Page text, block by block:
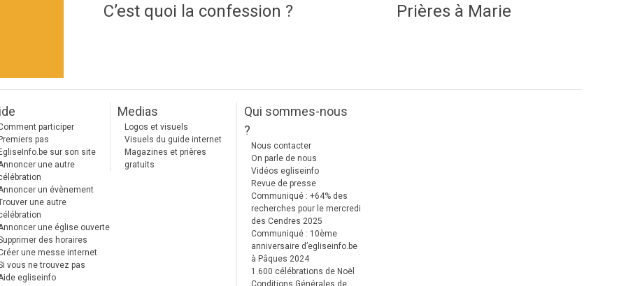
C’est quoi la confession ? Prières à Marie
participer
Premiers pas
EgliseInfo.be sur son site
une autre
un évènement
une autre
une église ouverte
des horaires
une messe internet
vous ne trouvez pas
egliseinfo
Medias
Logos et visuels
Visuels du guide internet
Magazines et prières
gratuits
Qui sommes-nous
?
Nous contacter
On parle de nous
Vidéos egliseinfo
Revue de presse
Communiqué : +64% des
recherches pour le mercredi
des Cendres 2025
Communiqué : 10ème
anniversaire d’egliseinfo.be
à Pâques 2024
1.600 célébrations de Noël
Conditions Générales de